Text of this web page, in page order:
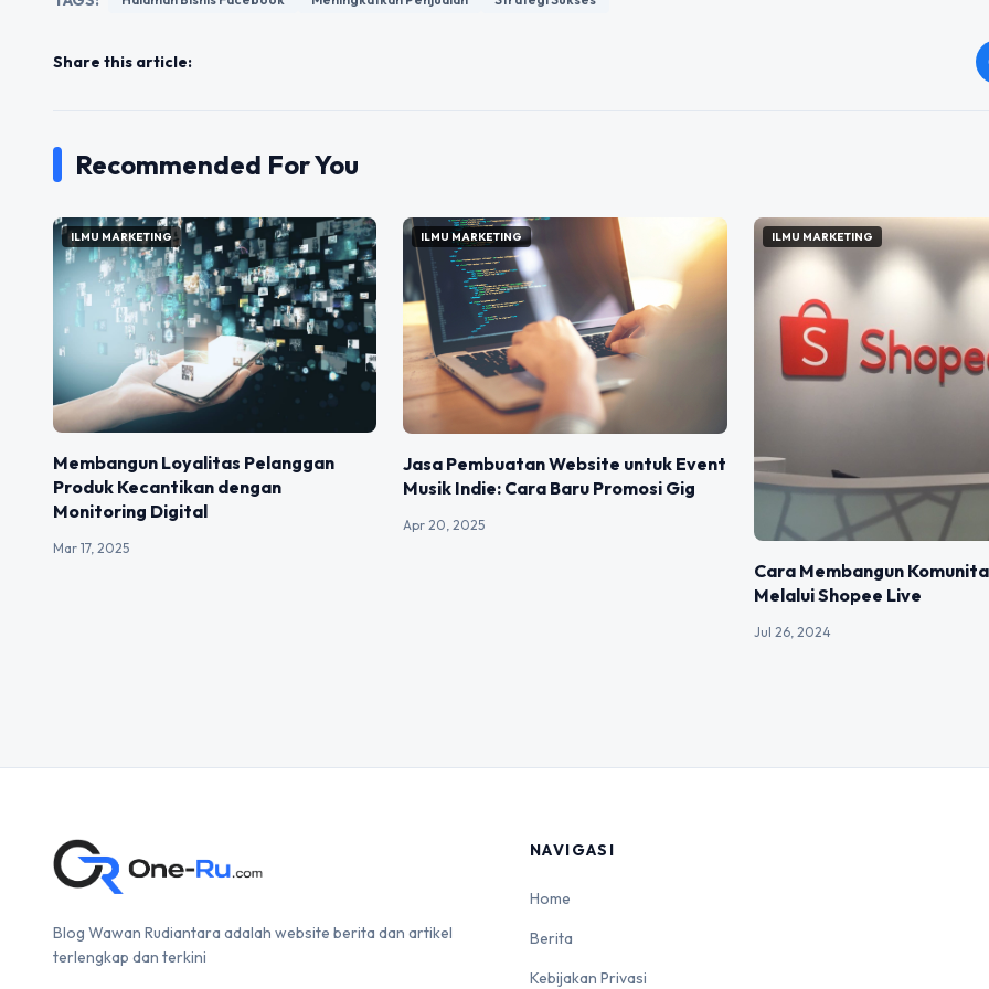
Share this article:
Recommended For You
ILMU MARKETING
Membangun Loyalitas Pelanggan
Produk Kecantikan dengan
Monitoring Digital
Mar 17, 2025
ILMU MARKETING
Jasa Pembuatan Website untuk Event
Musik Indie: Cara Baru Promosi Gig
Apr 20, 2025
ILMU MARKETING
Cara Membangun
Melalui Shopee Live
Jul 26, 2024
Blog Wawan Rudiantara adalah website berita dan artikel
terlengkap dan terkini
NAVIGASI
Home
Berita
Kebijakan Privasi